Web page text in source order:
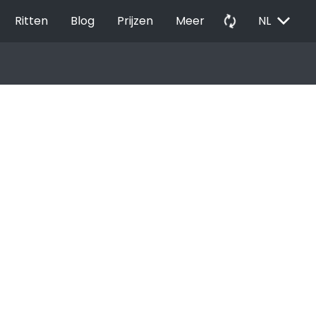
Ritten Blog Prijzen Meer autorenew NL EXPAND_MORE